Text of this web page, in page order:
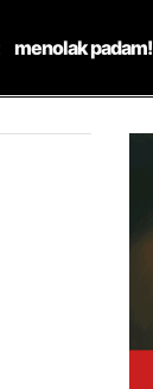
menolak padam!